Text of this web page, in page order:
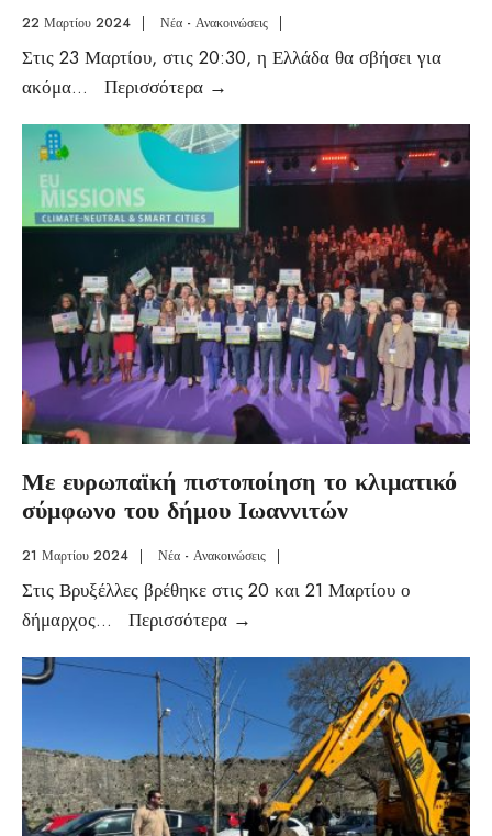
22 Μαρτίου 2024 | Νέα - Ανακοινώσεις |
Στις 23 Μαρτίου, στις 20:30, η Ελλάδα θα σβήσει για
ακόμα... Περισσότερα →
Με ευρωπαϊκή πιστοποίηση το κλιματικό
σύμφωνο του δήμου Ιωαννιτών
21 Μαρτίου 2024 | Νέα - Ανακοινώσεις |
Στις Βρυξέλλες βρέθηκε στις 20 και 21 Μαρτίου ο
δήμαρχος... Περισσότερα →